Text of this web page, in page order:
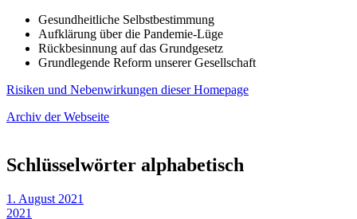
Gesundheitliche Selbstbestimmung
Aufklärung über die Pandemie-Lüge
Rückbesinnung auf das Grundgesetz
Grundlegende Reform unserer Gesellschaft
Risiken und Nebenwirkungen dieser Homepage
Archiv der Webseite
Schlüsselwörter alphabetisch
1. August 2021
2021